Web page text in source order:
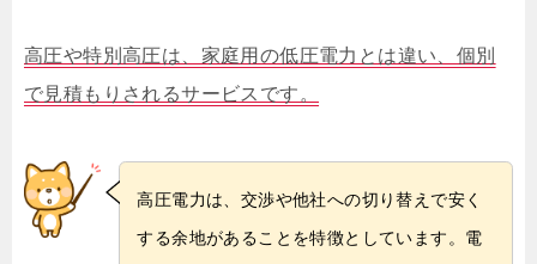
高圧や特別高圧は、家庭用の低圧電力とは違い、個別
で見積もりされるサービスです。
高圧電力は、交渉や他社への切り替えで安く
する余地があることを特徴としています。電